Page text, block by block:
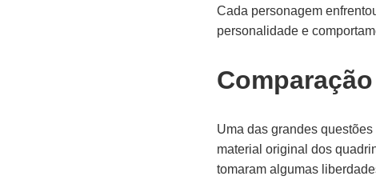
Cada personagem
personalidade e
Uma das grandes
material original dos
tomaram algumas